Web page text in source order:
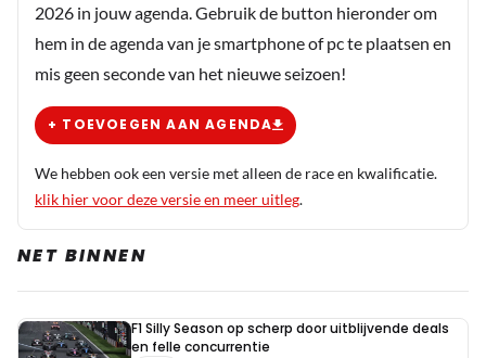
2026 in jouw agenda. Gebruik de button hieronder om
hem in de agenda van je smartphone of pc te plaatsen en
mis geen seconde van het nieuwe seizoen!
+ TOEVOEGEN AAN AGENDA
We hebben ook een versie met alleen de race en kwalificatie.
klik hier voor deze versie en meer uitleg.
NET BINNEN
F1 Silly Season op scherp door uitblijvende deals
en felle concurrentie